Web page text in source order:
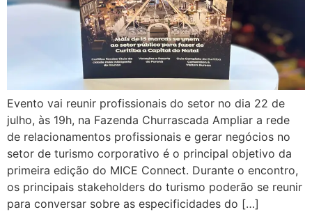
Evento vai reunir profissionais do setor no dia 22 de
julho, às 19h, na Fazenda Churrascada Ampliar a rede
de relacionamentos profissionais e gerar negócios no
setor de turismo corporativo é o principal objetivo da
primeira edição do MICE Connect. Durante o encontro,
os principais stakeholders do turismo poderão se reunir
para conversar sobre as especificidades do […]